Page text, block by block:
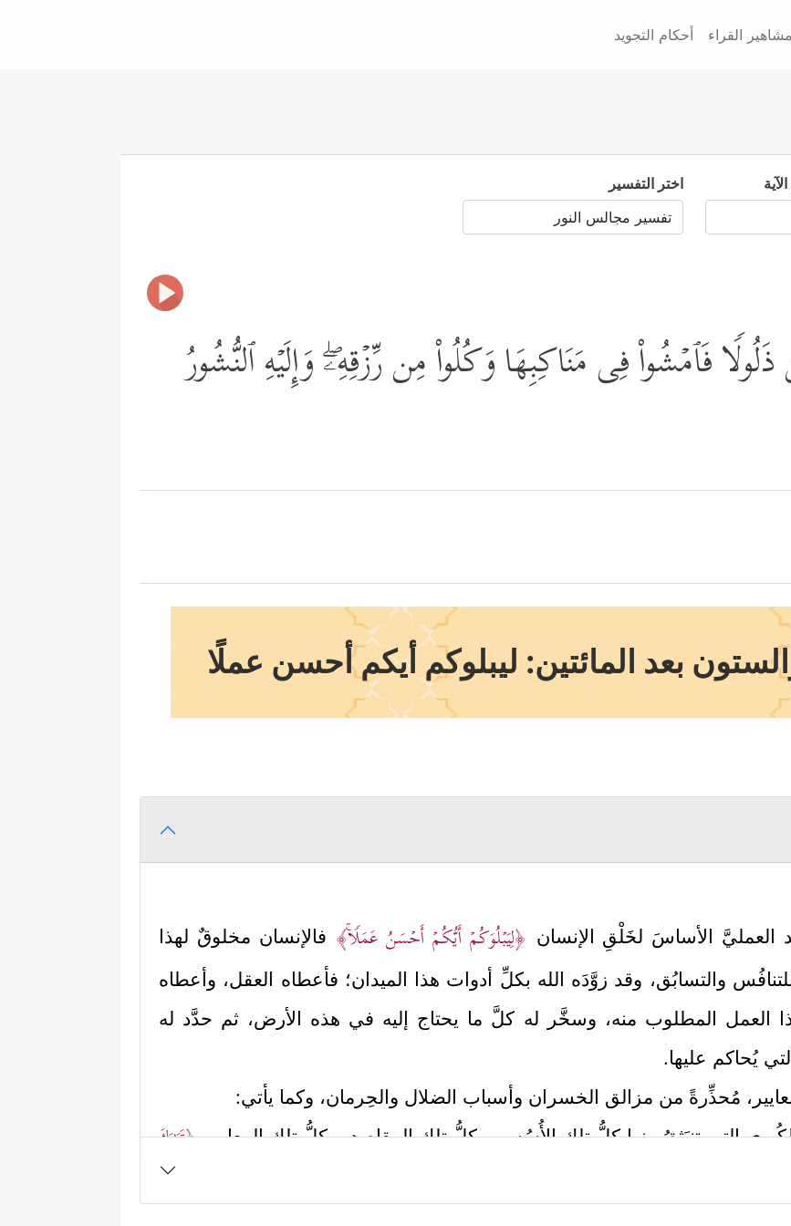
مشاهير القراء أحكام التجويد
اختر التفسير
فَٱمۡشُواْ فِی مَنَاكِبِهَا وَكُلُواْ مِن رِّزۡقِهِۦۖ وَإِلَیۡهِ ٱلنُّشُورُ
بعد المائتين: ليبلوكم أيكم أحسن عملًا
العمليَّ الأساسَ لخَلْقِ الإنسان ﴿لِیَبۡلُوَكُمۡ أَیُّكُمۡ أَحۡسَنُ عَمَلࣰاۚ﴾ فالإنسان مخلوقٌ لهذا
للتنافُس والتسابُق، وقد زوَّدَه الله بكلِّ أدوات هذا الميدان؛ فأعطاه العقل، وأعطاه
لهذا العمل المطلوب منه، وسخَّر له كلَّ ما يحتاج إليه في هذه الأرض، ثم حدَّد له
يُحاكم عليها.
مُحذِّرةً من مزالق الخسران وأسباب الضلال والحِرمان، وكما يأتي:
الكُبرى التي تنبَثِقُ منها كلُّ تلك الأُسُس، وكلُّ تلك المقاصِد، وكلُّ تلك المعايير﴿تَبَـٰرَكَ
السماوات والأرض وما فيهنَّ هو الذي خلق هذا الخلق وصنَّفه، وجعل لكلِّ جنسٍ أو